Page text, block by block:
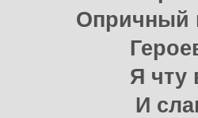
Опричный
Я чту
И